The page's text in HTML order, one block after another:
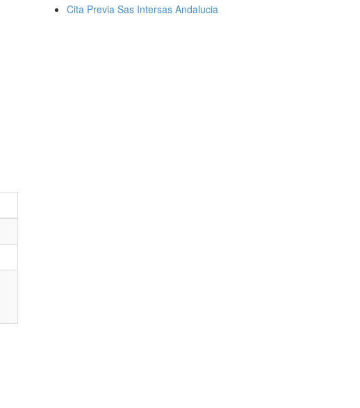
Cita Previa Sas Intersas Andalucia